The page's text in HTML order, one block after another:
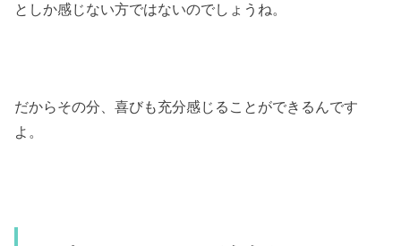
としか感じない方ではないのでしょうね。
だからその分、喜びも充分感じることができるんです
よ。